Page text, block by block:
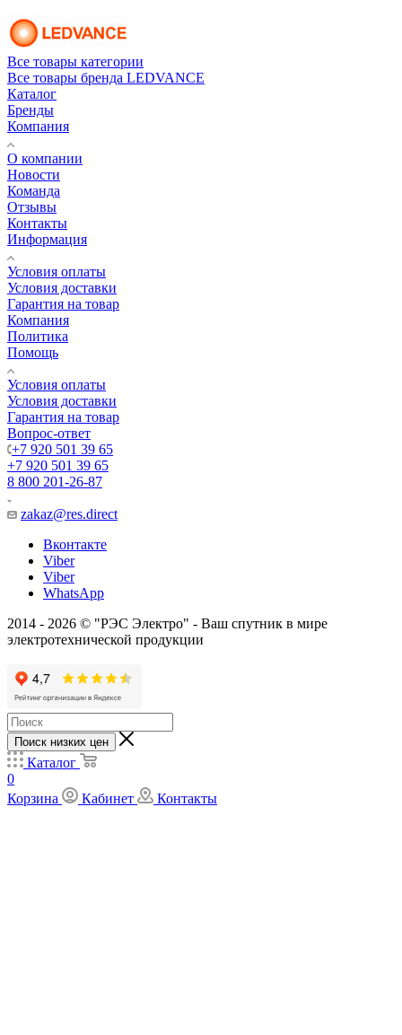
Все товары категории
Все товары бренда LEDVANCE
Каталог
Бренды
Компания
О компании
Новости
Команда
Отзывы
Контакты
Информация
Условия оплаты
Условия доставки
Гарантия на товар
Компания
Политика
Помощь
Условия оплаты
Условия доставки
Гарантия на товар
Вопрос-ответ
+7 920 501 39 65
+7 920 501 39 65
8 800 201-26-87
zakaz@res.direct
Вконтакте
Viber
Viber
WhatsApp
2014 - 2026 © "РЭС Электро" - Ваш спутник в мире
электротехнической продукции
Поиск низких цен
Каталог
0
Корзина
Кабинет Контакты